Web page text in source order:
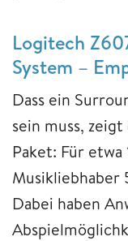
Logitech
System –
Dass ein
sein muss,
Paket: Für
Musikliebhaber
Dabei haben